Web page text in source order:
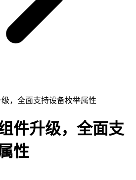
，全面支持设备枚举属性
件升级，全面支
性